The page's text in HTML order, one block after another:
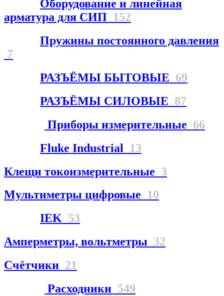
Оборудование и линейная
арматура для СИП 152
Пружины постоянного давления
7
РАЗЪЁМЫ БЫТОВЫЕ 69
РАЗЪЁМЫ СИЛОВЫЕ 87
Приборы измерительные 66
Fluke Industrial 13
Клещи токоизмерительные 3
Мультиметры цифровые 10
IEK 53
Амперметры, вольтметры 32
Счётчики 21
Расходники 549